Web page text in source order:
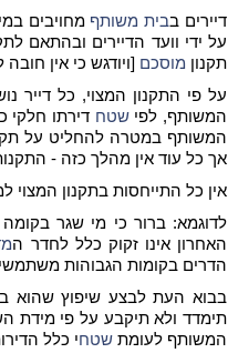
דיירים בבית משותף מחויבים
על ידי וועד הדיירים ובהתאם
תקנון מוסכם [ויודגש כי אין
על פי התקנון המצוי, כל דייר
המשותף, לפישטח דירתו חלקי
המשותף במטרה להחליט על
אך כל עוד אין מהלך כזה -
אין כל התייחסות בתקנון
לדוגמא: ברור כי מי שגר
האחרון אינו זקוק כלל לחדר ה
הדרים בקומות הגבוהות
בבוא העת לבצע שיפוץ שהוא ב
תימדד ולא תיקבע על פי מידת
המשותף לעומת שטחי כלל